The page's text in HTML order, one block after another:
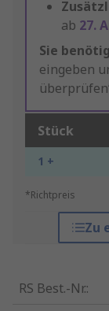
ab 27.
Sie
eingeben
Stück
1 +
*Richtpreis
Zu
RS Best.-Nr.: